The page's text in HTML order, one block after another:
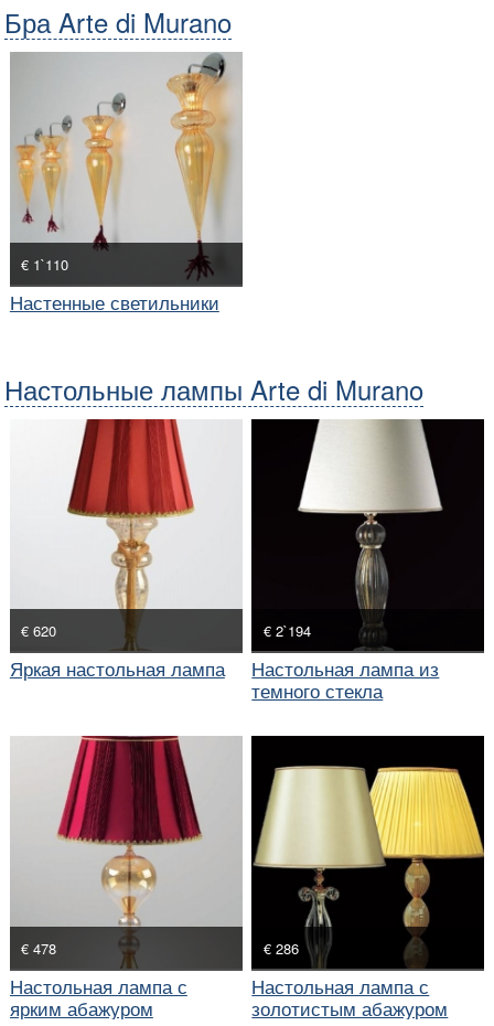
Бра Arte di Murano
€ 1`110
Настенные светильники
Настольные лампы Arte di Murano
€ 620
Яркая настольная лампа
€ 2`194
Настольная лампа из
темного стекла
€ 478
Настольная лампа с
ярким абажуром
€ 286
Настольная лампа с
золотистым абажуром